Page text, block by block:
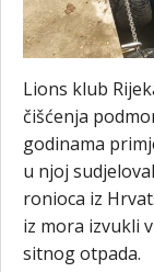
Lions klub
čišćenja
godinama
u njoj
ronioca iz
iz mora izvukli
sitnog otpada.